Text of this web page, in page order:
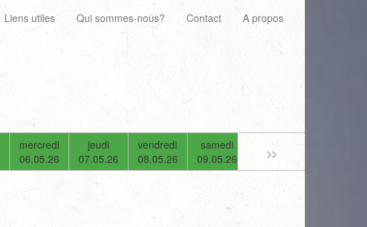
Liens utiles Qui sommes-nous? Contact A propos
mercredi
06.05.26
jeudi
07.05.26
vendredi
08.05.26
samedi
09.05.26
10.05.26
»